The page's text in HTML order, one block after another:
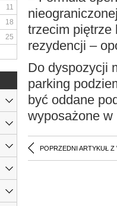
trzecim piętrze
rezydencji –
Do dyspozycji
parking
być oddane
wyposażone
POPRZEDNI ARTYKUŁ Z
11
18
25